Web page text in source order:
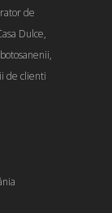
de
Dulce,
de clienti